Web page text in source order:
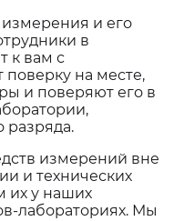
измерения и его
в
к вам с
на месте,
и поверяют его в
разряда.
измерений вне
и технических
их у наших
лабораториях. Мы